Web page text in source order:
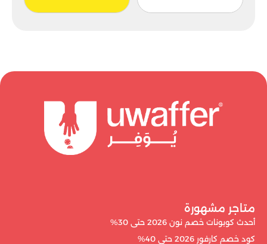
متاجر مشهورة
أحدث كوبونات خصم نون 2026 حتى 30%
كود خصم كارفور 2026 حتى 40%